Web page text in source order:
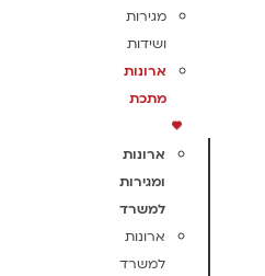
מגירות
ושידות
ארונות
מתכת
ארונות
ומגירות
למשרד
ארונות
למשרד